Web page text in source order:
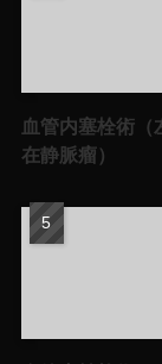
血管内塞栓術（
在静脈瘤）